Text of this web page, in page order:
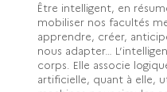
Être intelligent, en
mobiliser nos facultés
apprendre, créer,
nous adapter…
corps. Elle associe
artificielle, quant à elle,